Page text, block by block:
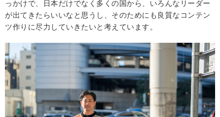
っかけで、日本だけでなく多くの国から、いろんなリーダー
が出てきたらいいなと思うし、そのためにも良質なコンテン
ツ作りに尽力していきたいと考えています。